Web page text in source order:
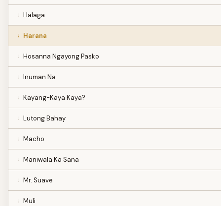
Halaga
Harana
Hosanna Ngayong Pasko
Inuman Na
Kayang-Kaya Kaya?
Lutong Bahay
Macho
Maniwala Ka Sana
Mr. Suave
Muli